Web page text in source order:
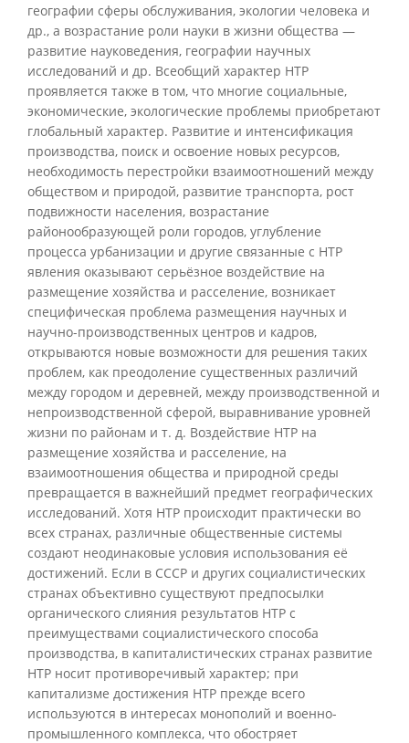
географии сферы обслуживания, экологии человека и
др., а возрастание роли науки в жизни общества —
развитие науковедения, географии научных
исследований и др. Всеобщий характер НТР
проявляется также в том, что многие социальные,
экономические, экологические проблемы приобретают
глобальный характер. Развитие и интенсификация
производства, поиск и освоение новых ресурсов,
необходимость перестройки взаимоотношений между
обществом и природой, развитие транспорта, рост
подвижности населения, возрастание
районообразующей роли городов, углубление
процесса урбанизации и другие связанные с НТР
явления оказывают серьёзное воздействие на
размещение хозяйства и расселение, возникает
специфическая проблема размещения научных и
научно-производственных центров и кадров,
открываются новые возможности для решения таких
проблем, как преодоление существенных различий
между городом и деревней, между производственной и
непроизводственной сферой, выравнивание уровней
жизни по районам и т. д. Воздействие НТР на
размещение хозяйства и расселение, на
взаимоотношения общества и природной среды
превращается в важнейший предмет географических
исследований. Хотя НТР происходит практически во
всех странах, различные общественные системы
создают неодинаковые условия использования её
достижений. Если в СССР и других социалистических
странах объективно существуют предпосылки
органического слияния результатов НТР с
преимуществами социалистического способа
производства, в капиталистических странах развитие
НТР носит противоречивый характер; при
капитализме достижения НТР прежде всего
используются в интересах монополий и военно-
промышленного комплекса, что обостряет